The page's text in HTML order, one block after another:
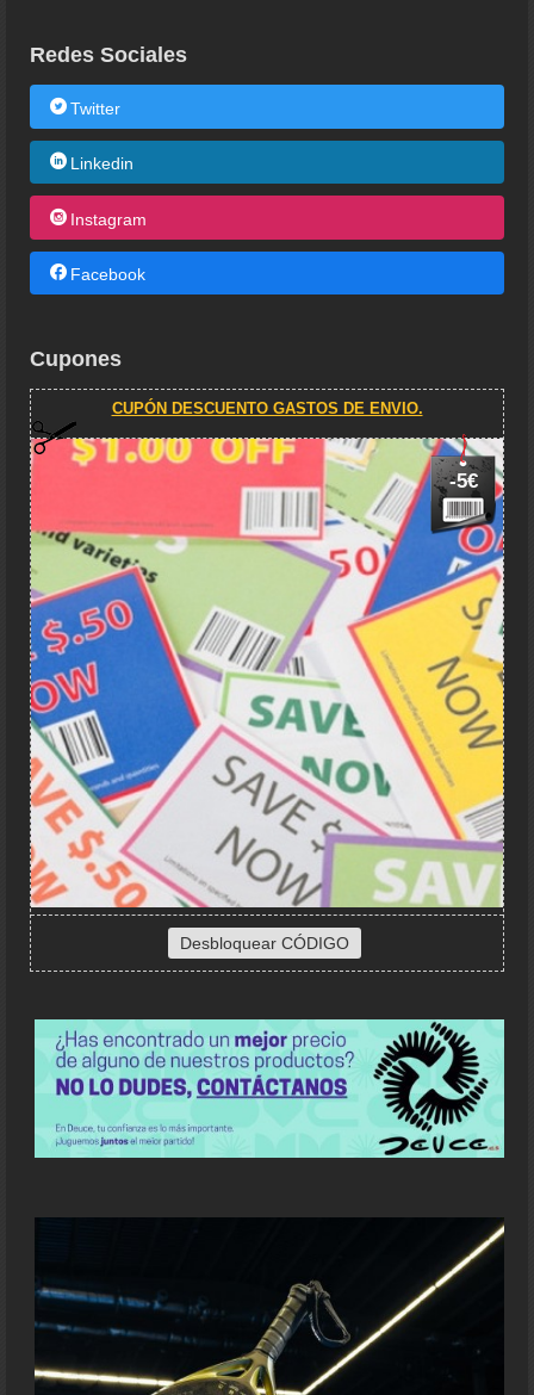
Redes Sociales
Twitter
Linkedin
Instagram
Facebook
Cupones
CUPÓN DESCUENTO GASTOS DE ENVIO.
-5€